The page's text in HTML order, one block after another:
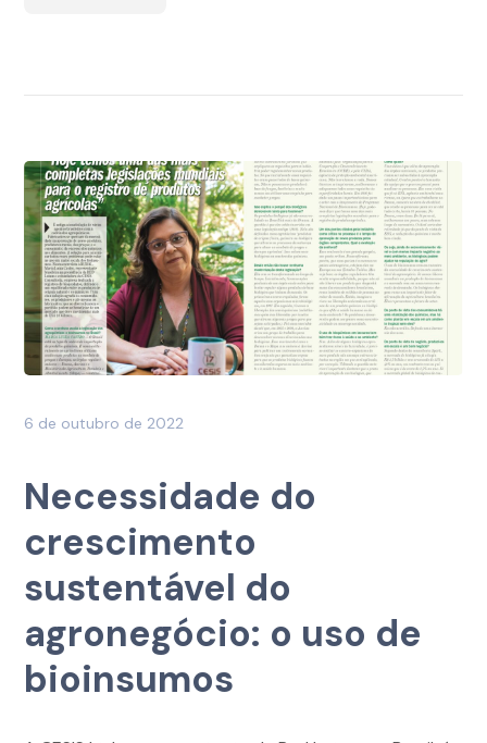
6 de outubro de 2022
Necessidade do
crescimento
sustentável do
agronegócio: o uso de
bioinsumos